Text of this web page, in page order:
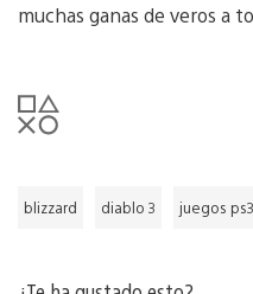
muchas ganas de veros a
blizzard diablo 3 juegos ps3